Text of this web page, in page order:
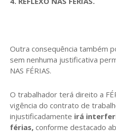
Outra consequência também
sem nenhuma justificativa
NAS FÉRIAS.
O trabalhador terá direito a
vigência do contrato de
injustificadamente irá
férias, conforme destacado